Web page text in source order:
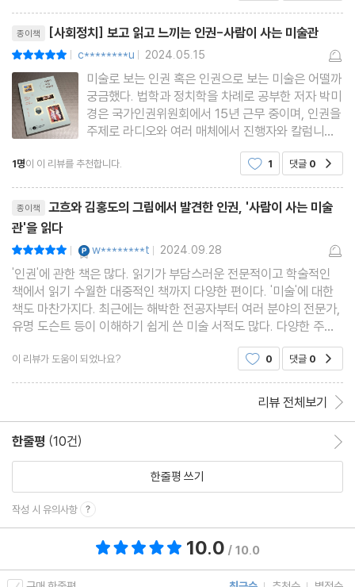
제4부 국가
1 마약중독자가 생사여탈을 쥐고 있었다
[궁금해요] 제주 4·3 사건 | 사상 전향 제도
2 아름답고 찬란한 역사만 반복되는 것은 아니다
3 국가가 구조해야 할 의무에 대하여
4 나라가 힘이 없을 때 만들어진 슬픈 법
[궁금해요] 법치주의 | 인민혁명당 사건 | 국민방위군 사건 | 유신헌
법
5 혁명의 또 다른 추악함
[궁금해요] 신체의 자유와 안전 | 제노사이드 | 인간 및 시민의 권리
6 21세기에도 살아 숨 쉬는 ‘정조’
[궁금해요] 일본군 위안부 | 유엔인권이사회
제5부 존엄
[궁금해요] 기후 위기와 인권 | 그레타 툰베라 | 환경권
2 맞아도 되는 사람은 없다
[궁금해요] 아동·청소년의 생명·생존과 발달의 권리 | 아동 최선의
이익 원칙 | 놀 권리
우며
종이책 [사회정치] 보고 읽고 느끼는 인권-사람이 사는 미술관
| c********u | 2024.05.15
미술로 보는 인권 혹은 인권으로 보는 미술은 어떨까
궁금했다. 법학과 정치학을 차례로 공부한 저자 박미
경은 국가인권위원회에서 15년 근무 중이며, 인권을
주제로 라디오와 여러 매체에서 진행자와 칼럼니스
트로 활동하고 있다.이 책은 그의 브런치북 ＜재미난
인문으로 보는 인권!＞을 바탕으로 제작됐다고 밝힌
하던 그림들을 직접
1명이 이 리뷰를 추천합니다. 1 댓글 0
종이책
고흐와 김홍도의 그림에서 발견한 인권, '사람이 사는 미술
관'을 읽다
| w********t | 2024.09.28
'인권'에 관한 책은 많다. 읽기가 부담스러운 전문적이고 학술적인
책에서 읽기 수월한 대중적인 책까지 다양한 편이다. '미술'에 대한
책도 마찬가지다. 최근에는 해박한 전공자부터 여러 분야의 전문가,
유명 도슨트 등이 이해하기 쉽게 쓴 미술 서적도 많다. 다양한 주제
와 관점으로 접근해서 독자의 관심을 끈다. 하지만 인권과 미술, 이
두 가지를 하나로 묶은 책은 드물다. 그런 의
이 리뷰가 도움이 되었나요? 0 댓글 0
리뷰 전체보기
한줄평 (10건)
한줄평 쓰기
작성 시 유의사항
10.0 / 10.0